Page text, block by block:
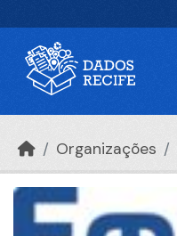
Organizações